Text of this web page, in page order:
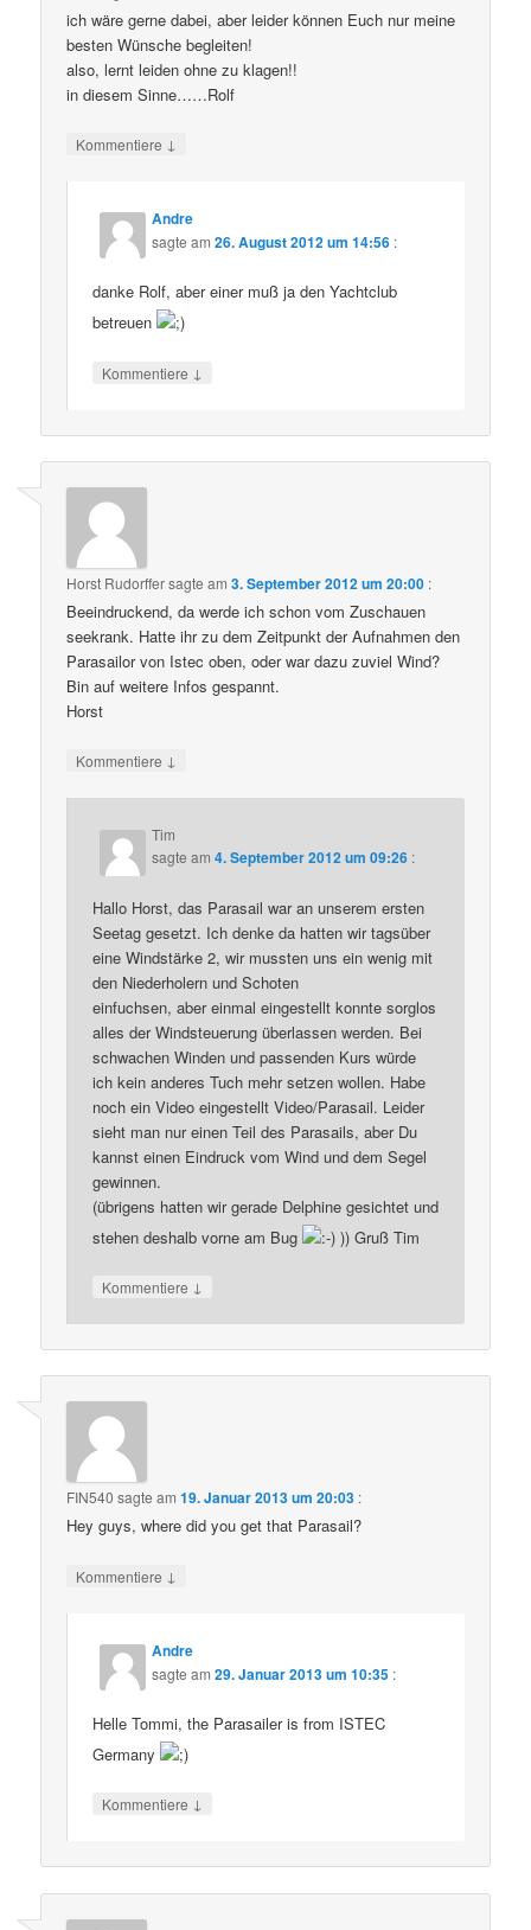
ich wäre gerne dabei, aber leider können Euch nur meine
besten Wünsche begleiten!
also, lernt leiden ohne zu klagen!!
in diesem Sinne……Rolf
Kommentiere ↓
Andre
sagte am26. August 2012 um 14:56 :
danke Rolf, aber einer muß ja den Yachtclub
betreuen
Kommentiere ↓
Horst Rudorffersagte am3. September 2012 um 20:00 :
Beeindruckend, da werde ich schon vom Zuschauen
seekrank. Hatte ihr zu dem Zeitpunkt der Aufnahmen den
Parasailor von Istec oben, oder war dazu zuviel Wind?
Bin auf weitere Infos gespannt.
Horst
Kommentiere ↓
Tim
sagte am4. September 2012 um 09:26 :
Hallo Horst, das Parasail war an unserem ersten
Seetag gesetzt. Ich denke da hatten wir tagsüber
eine Windstärke 2, wir mussten uns ein wenig mit
den Niederholern und Schoten
einfuchsen, aber einmal eingestellt konnte sorglos
alles der Windsteuerung überlassen werden. Bei
schwachen Winden und passenden Kurs würde
ich kein anderes Tuch mehr setzen wollen. Habe
noch ein Video eingestellt Video/Parasail. Leider
sieht man nur einen Teil des Parasails, aber Du
kannst einen Eindruck vom Wind und dem Segel
gewinnen.
(übrigens hatten wir gerade Delphine gesichtet und
stehen deshalb vorne am Bug
)) Gruß Tim
Kommentiere ↓
FIN540 sagte am19. Januar 2013 um 20:03 :
Hey guys, where did you get that Parasail?
Kommentiere ↓
Andre
sagte am29. Januar 2013 um 10:35 :
Helle Tommi, the Parasailer is from ISTEC
Germany
Kommentiere ↓